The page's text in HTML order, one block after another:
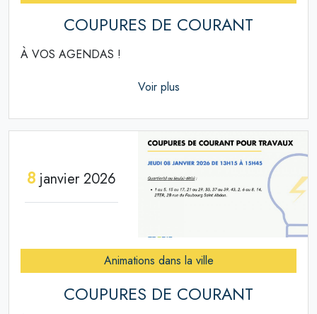
COUPURES DE COURANT
À VOS AGENDAS !
Voir plus
8janvier 2026
Animations dans la ville
COUPURES DE COURANT